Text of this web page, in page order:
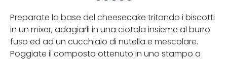
Preparate la base del cheesecake tritando i biscotti
in un mixer, adagiarli in una ciotola insieme al burro
fuso ed ad un cucchiaio di nutella e mescolare.
Poggiate il composto ottenuto in uno stampo a